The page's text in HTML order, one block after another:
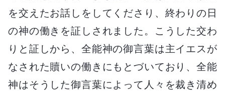
を交えたお話しをしてくださり、終わりの日
の神の働きを証しされました。こうした交わ
りと証しから、全能神の御言葉は主イエスが
なされた贖いの働きにもとづいており、全能
神はそうした御言葉によって人々を裁き清め